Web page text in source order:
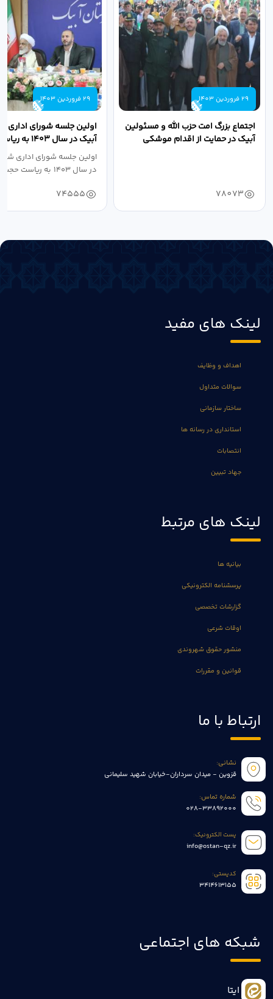
29 فروردین 1403
اجتماع بزرگ امت حزب الله و مسئولین
آبیک در حمایت از اقدام موشکی
78073
29 فروردین 1403
اولین جلسه شورای اداری
آبیک در سال
اله مددخانی...
اولین جلسه شورای اداری
در سال ۱۴۰۳ به ریاست حجت اله...
74555
لینک های مفید
اهداف و وظایف
سوالات متداول
ساختار سازمانی
استانداری در رسانه ها
انتصابات
جهاد تبیین
لینک های مرتبط
بیانیه ها
پرسشنامه الکترونیکی
گزارشات تخصصی
اوقات شرعی
منشور حقوق شهروندی
قوانین و مقررات
ارتباط با ما
نشانی:
قزوین - میدان سرداران-خیابان شهید سلیمانی
شماره تماس:
028-33892000
پست الکترونیک:
info@ostan-qz.ir
کدپستی:
3414613155
شبکه های اجتماعی
ایتا